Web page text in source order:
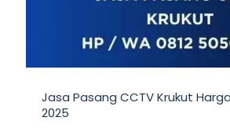
Jasa Pasang CCTV Krukut
2025